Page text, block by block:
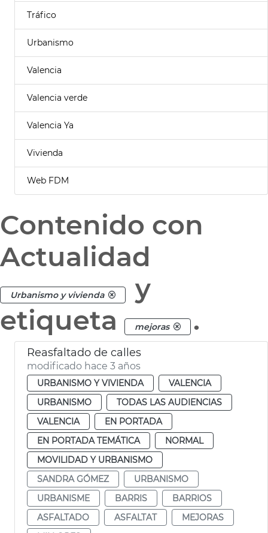
Tráfico
Urbanismo
Valencia
Valencia verde
Valencia Ya
Vivienda
Web FDM
Contenido con
Actualidad
Urbanismo y vivienda
y
etiqueta
mejoras .
Reasfaltado de calles
modificado hace 3 años
URBANISMO Y VIVIENDA
VALENCIA
URBANISMO
TODAS LAS AUDIENCIAS
VALENCIA
EN PORTADA
EN PORTADA TEMÁTICA
NORMAL
MOVILIDAD Y URBANISMO
SANDRA GÓMEZ
URBANISMO
URBANISME
BARRIS
BARRIOS
ASFALTADO
ASFALTAT
MEJORAS